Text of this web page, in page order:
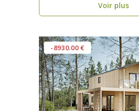
Voir plus
-8930.00 €